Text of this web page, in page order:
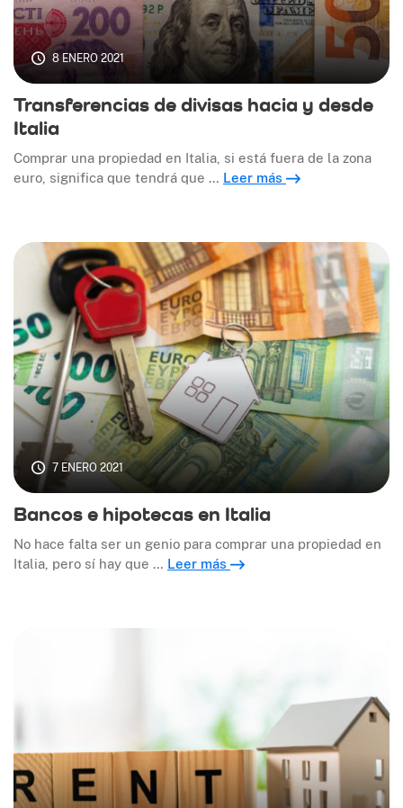
8 ENERO 2021
Transferencias de divisas hacia y desde
Italia
Comprar una propiedad en Italia, si está fuera de la zona
euro, significa que tendrá que … Leer más
7 ENERO 2021
Bancos e hipotecas en Italia
No hace falta ser un genio para comprar una propiedad en
Italia, pero sí hay que … Leer más